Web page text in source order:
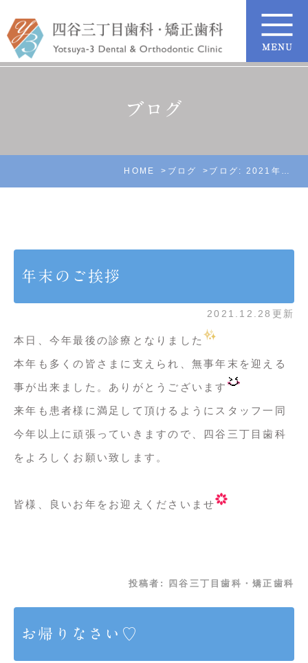
ブログ
HOME ブログ
年末のご挨拶
2021.12.28更新
本日、今年最後の診療となりました
本年も多くの皆さまに支えられ、無事年末を迎える
事が出来ました。ありがとうございます
来年も患者様に満足して頂けるようにスタッフ一同
今年以上に頑張っていきますので、四谷三丁目歯科
をよろしくお願い致します。
皆様、良いお年をお迎えくださいませ
投稿者: 四谷三丁目歯科・矯正歯科
お帰りなさい♡